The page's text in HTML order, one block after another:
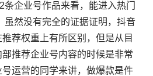
企业号作品来看，能进入热门
虽然没有完全的证据证明，抖音
荐权重上有所区别，但是从目
推荐企业号内容的时候是非常
运营的同学来讲，做爆款是件